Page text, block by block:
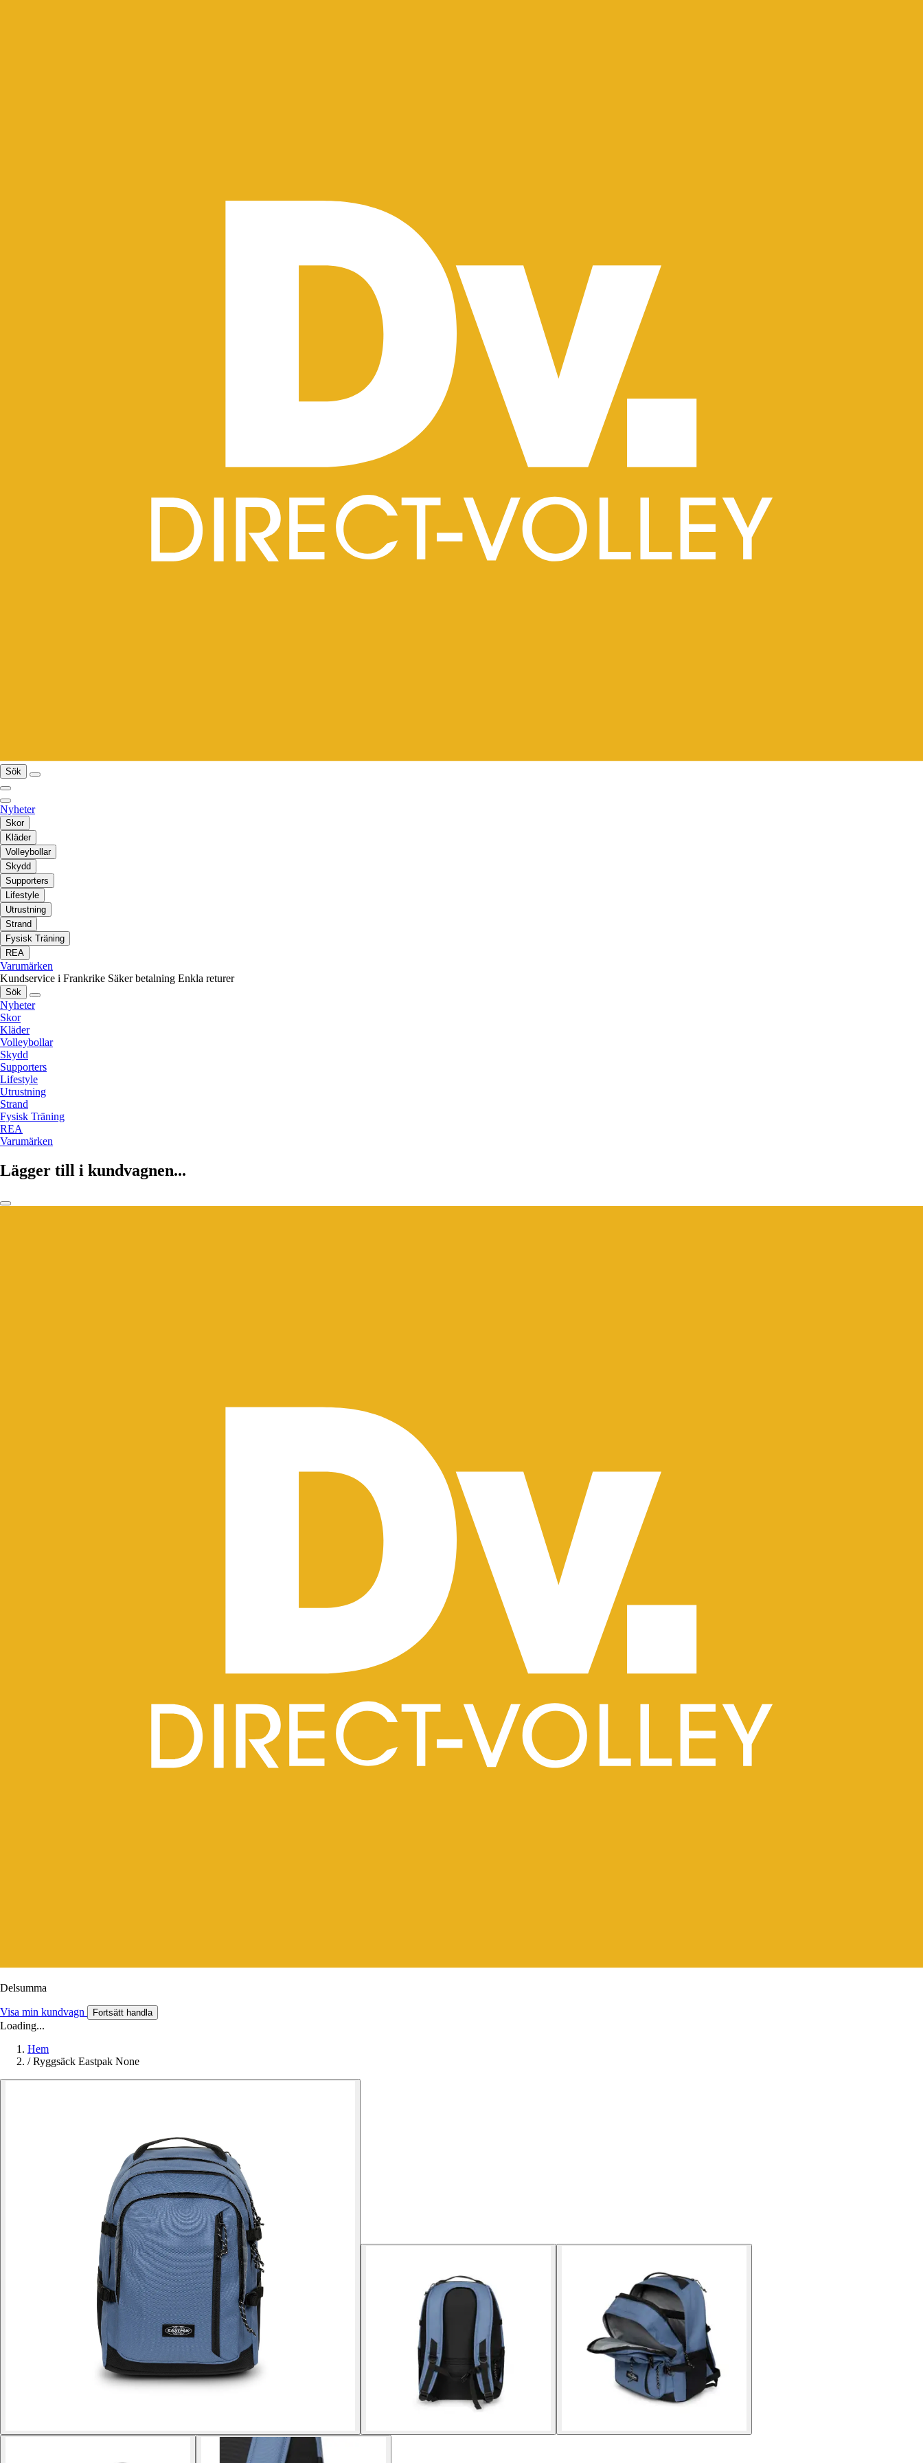
Sök
Nyheter
Skor
Kläder
Volleybollar
Skydd
Supporters
Lifestyle
Utrustning
Strand
Fysisk Träning
REA
Varumärken
Kundservice i Frankrike Säker betalning Enkla returer
Sök
Nyheter
Skor
Kläder
Volleybollar
Skydd
Supporters
Lifestyle
Utrustning
Strand
Fysisk Träning
REA
Varumärken
Lägger till i kundvagnen...
Delsumma
Visa min kundvagn Fortsätt handla
Loading...
Hem
/ Ryggsäck Eastpak None